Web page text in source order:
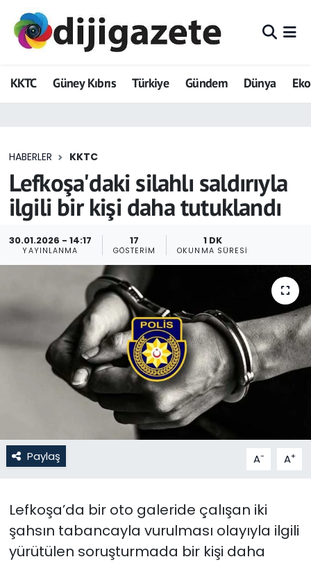
KKTC Güney Kıbrıs Türkiye Gündem Dünya
HABERLER KKTC
Lefkoşa'daki silahlı saldırıyla
ilgili bir kişi daha tutuklandı
30.01.2026 - 14:17
YAYINLANMA
17
GÖSTERIM
1 DK
OKUNMA SÜRESI
Paylaş A- A+
Lefkoşa’da bir oto galeride çalışan iki
şahsın tabancayla vurulması olayıyla ilgili
yürütülen soruşturmada bir kişi daha
ADVERTORIAL
Dijigazete
Eğitim
Ekonomi
GEZİ
Gündem
KKTC
KKTC YEREL SEÇİM 2018
Kültür Sanat
Moda
Nöbetçi Eczaneler
Hava Durumu
Trafik Durumu
Tüm Manşetler
Son Dakika Haberleri